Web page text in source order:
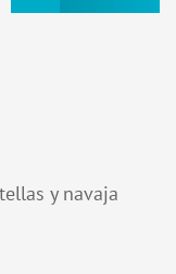
y navaja